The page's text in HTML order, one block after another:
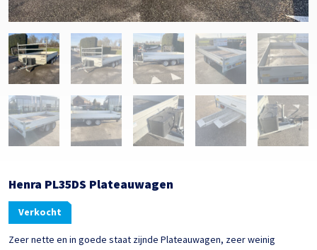
Henra PL35DS Plateauwagen
Verkocht
Zeer nette en in goede staat zijnde Plateauwagen, zeer weinig